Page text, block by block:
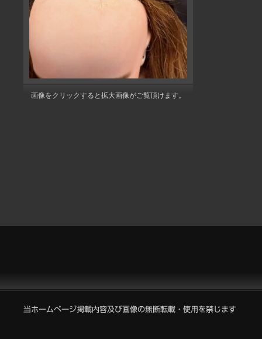
画像をクリックすると拡大画像がご覧頂けます。